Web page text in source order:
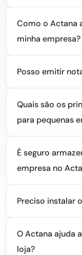
Como o Actana
minha empresa?
Posso emitir
Quais são os
para pequenas
É seguro
empresa no
Preciso instalar
O Actana ajuda
loja?